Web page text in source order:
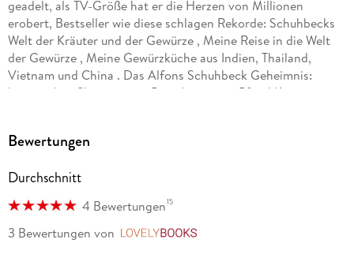
geadelt, als TV-Größe hat er die Herzen von Millionen
erobert, Bestseller wie diese schlagen Rekorde: Schuhbecks
Welt der Kräuter und der Gewürze , Meine Reise in die Welt
der Gewürze , Meine Gewürzküche aus Indien, Thailand,
Vietnam und China . Das Alfons Schuhbeck Geheimnis:
bayerischer Charme, eine Prise Ironie, ein Pfund Kreativität,
verfeinern. Mit viel Leidenschaft für gutes Essen und seinem
kulinarischen Entdeckungsreisen.
Bewertungen
Durchschnitt
4 Bewertungen15
3 Bewertungen von